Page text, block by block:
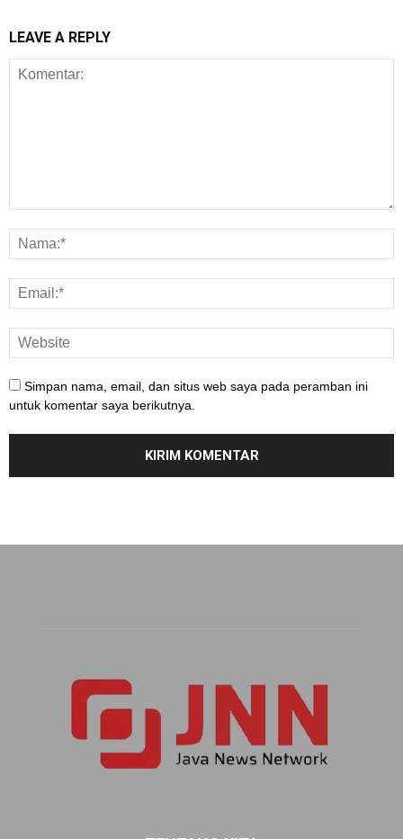
LEAVE A REPLY
Simpan nama, email, dan situs web saya pada peramban ini
untuk komentar saya berikutnya.